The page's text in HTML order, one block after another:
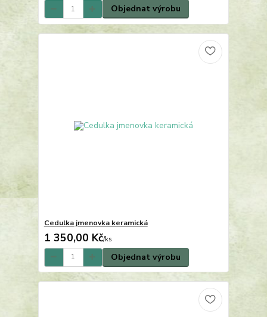
Objednat výrobu
Cedulka jmenovka keramická
1 350,00 Kč/ks
Objednat výrobu